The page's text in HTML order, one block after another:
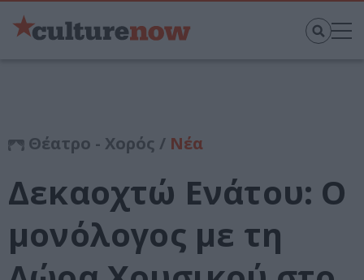
Θέατρο - Χορός / Νέα
Δεκαοχτώ Ενάτου: Ο
μονόλογος με τη